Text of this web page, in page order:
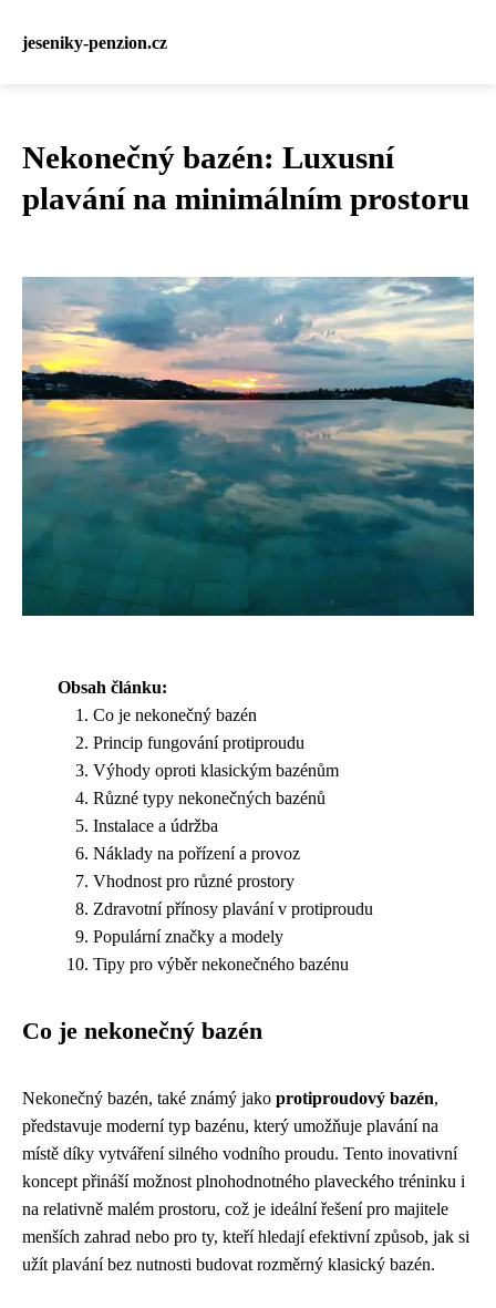
jeseniky-penzion.cz
Nekonečný bazén: Luxusní
plavání na minimálním prostoru
Obsah článku:
Co je nekonečný bazén
Princip fungování protiproudu
Výhody oproti klasickým bazénům
Různé typy nekonečných bazénů
Instalace a údržba
Náklady na pořízení a provoz
Vhodnost pro různé prostory
Zdravotní přínosy plavání v protiproudu
Populární značky a modely
Tipy pro výběr nekonečného bazénu
Co je nekonečný bazén
Nekonečný bazén, také známý jako protiproudový bazén,
představuje moderní typ bazénu, který umožňuje plavání na
místě díky vytváření silného vodního proudu. Tento inovativní
koncept přináší možnost plnohodnotného plaveckého tréninku i
na relativně malém prostoru, což je ideální řešení pro majitele
menších zahrad nebo pro ty, kteří hledají efektivní způsob, jak si
užít plavání bez nutnosti budovat rozměrný klasický bazén.